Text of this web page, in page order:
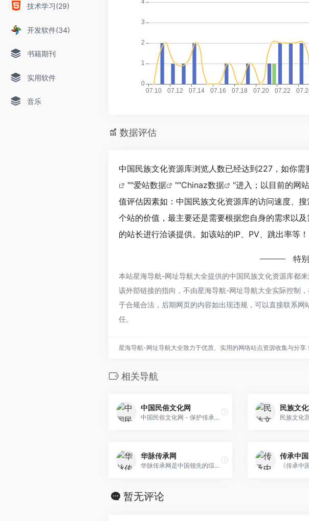
技术学习(29)
开发软件(34)
书籍期刊
实用软件
音乐
数据评估
中国民族文化资源库浏览人数已经达到227，如你
""爱站数据 ""Chinaz数据
"进入；以目前的网
值评估因素如：中国民族文化资源库的访问速度、
个站的价值，最主要还是需要根据您自身的需求以
的站长进行洽谈提供。如该站的IP、PV、跳出率等！
特
本站星海导航-网址导航大全提供的中国民族文化资源库都
该外部链接的指向，不由星海导航-网址导航大全实际控制
于合规合法，后期网页的内容如出现违规，可以直接联系
任。
星海导航-网址导航大全致力于优质、实用的网络站点资源收集与分享！
相关导航
中国民俗文化网
中国民俗文化网 - 保护传承中国民俗文化 用文化助力可持续发展
民族文
民族文化
华脉传承网
华脉传承网是中国领先的综合门户网站，提供含文图音视频的全方位综合新闻资讯、深度访谈、观点评论、财经产品、互动应用、分享社区等服务，同时与华脉传承无线、华脉传承宽频形成三屏联动，为全球主流华人提供互联网、无线通信、电视网三网融合无缝衔接的新媒体。
传承中
暂无评论